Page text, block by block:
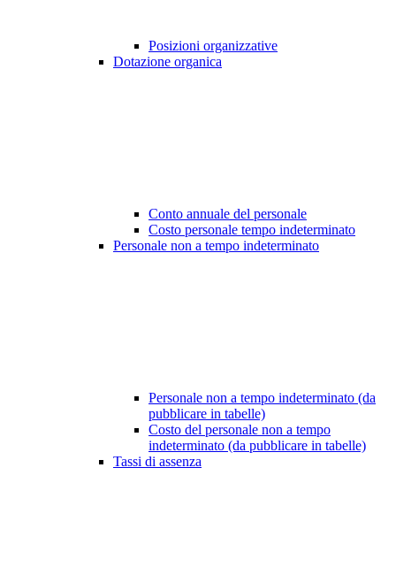
Posizioni organizzative
Dotazione organica
Conto annuale del personale
Costo personale tempo indeterminato
Personale non a tempo indeterminato
Personale non a tempo indeterminato (da
pubblicare in tabelle)
Costo del personale non a tempo
indeterminato (da pubblicare in tabelle)
Tassi di assenza